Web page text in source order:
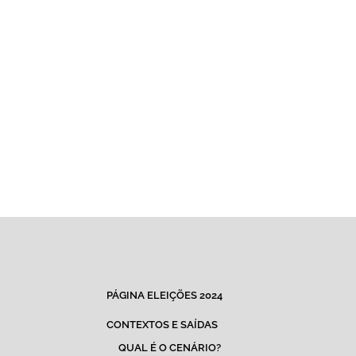
PÁGINA ELEIÇÕES 2024
CONTEXTOS E SAÍDAS
QUAL É O CENÁRIO?